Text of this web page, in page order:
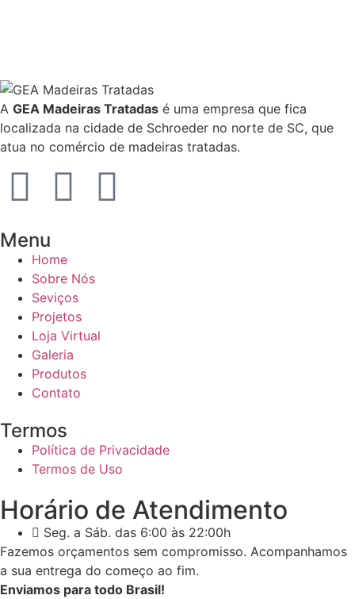
A GEA Madeiras Tratadas é uma empresa que fica
localizada na cidade de Schroeder no norte de SC, que
atua no comércio de madeiras tratadas.
Menu
Home
Sobre Nós
Seviços
Projetos
Loja Virtual
Galeria
Produtos
Contato
Termos
Política de Privacidade
Termos de Uso
Horário de Atendimento
Seg. a Sáb. das 6:00 às 22:00h
Fazemos orçamentos sem compromisso. Acompanhamos
a sua entrega do começo ao fim.
Enviamos para todo Brasil!